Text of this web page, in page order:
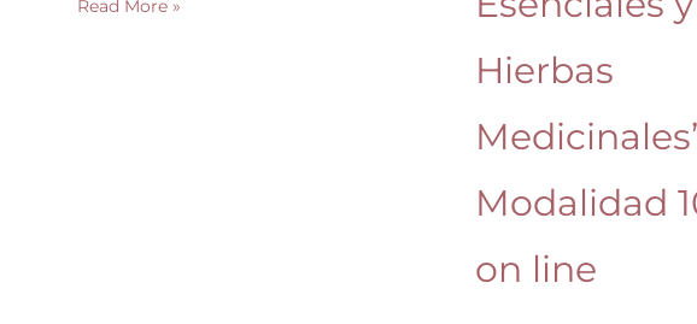
Read More »
Hierbas
Modalidad
on line
line